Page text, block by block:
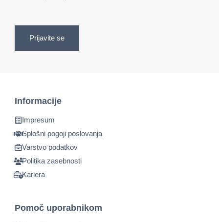
Prijavite se
Informacije
Impresum
Splošni pogoji poslovanja
Varstvo podatkov
Politika zasebnosti
Kariera
Pomoč uporabnikom